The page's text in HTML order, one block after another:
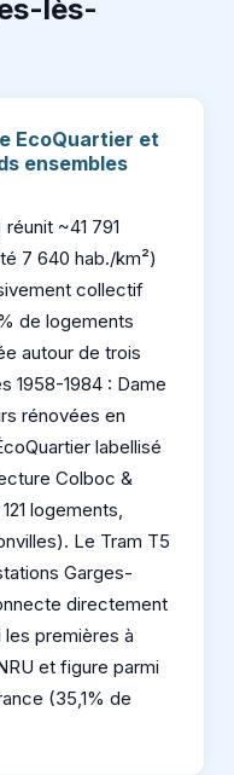
lès-
EcoQuartier et
ensembles
~41 791
7 640 hab./km²)
collectif
de logements
autour de trois
1958-1984 : Dame
rénovées en
labellisé
Colboc &
logements,
Le Tram T5
Garges-
directement
les premières à
et figure parmi
(35,1% de